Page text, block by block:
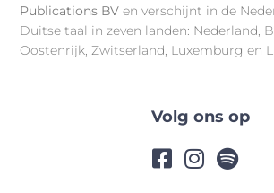
Publications BV en verschijnt in de
Duitse taal in zeven landen: Nederland,
Oostenrijk, Zwitserland, Luxemburg en
Volg ons op